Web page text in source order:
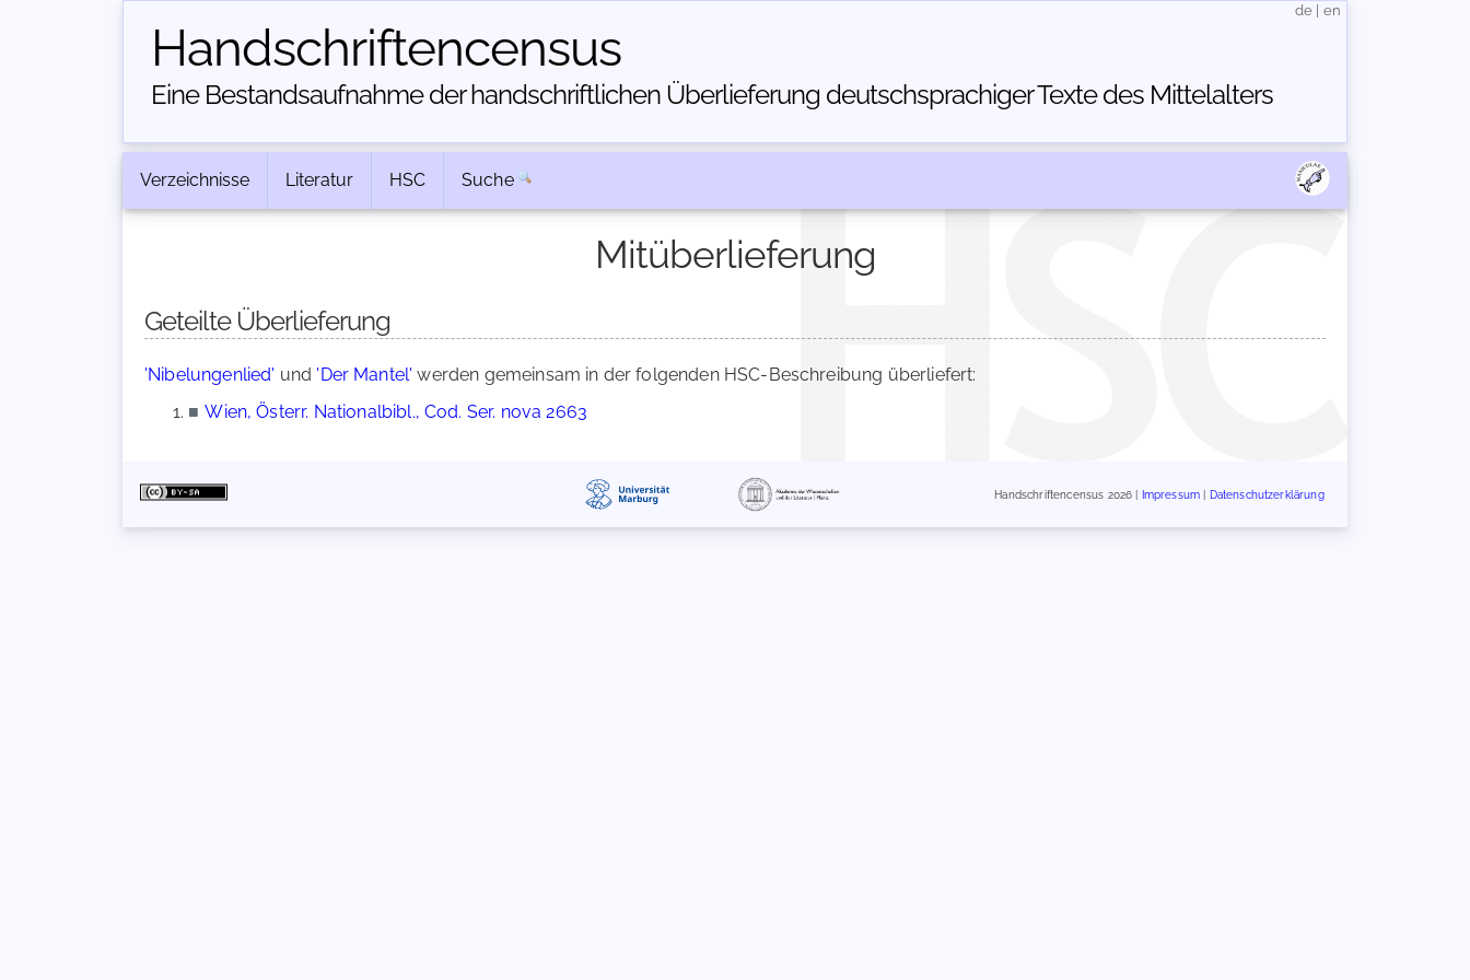
Handschriften­census
Eine Bestandsaufnahme der handschriftlichen Über­lieferung deutschsprachiger Texte des Mittelalters
de en
Verzeichnisse Literatur HSC Suche
Mitüberlieferung
Geteilte Überlieferung
'Nibelungenlied' und 'Der Mantel' werden gemeinsam in der folgenden HSC-Beschreibung überliefert:
■ Wien, Österr. Nationalbibl., Cod. Ser. nova 2663
Handschriftencensus 2026 | Impressum Datenschutzerklärung